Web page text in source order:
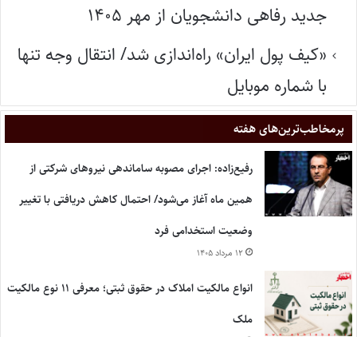
جدید رفاهی دانشجویان از مهر ۱۴۰۵
«کیف پول ایران» راه‌اندازی شد/ انتقال وجه تنها
با شماره موبایل
پر‌مخاطب‌ترین‌های هفته
رفیع‌زاده: اجرای مصوبه ساماندهی نیروهای شرکتی از
همین ماه آغاز می‌شود/ احتمال کاهش دریافتی با تغییر
وضعیت استخدامی فرد
۱۲ مرداد ۱۴۰۵
انواع مالکیت املاک در حقوق ثبتی؛ معرفی ۱۱ نوع مالکیت
ملک